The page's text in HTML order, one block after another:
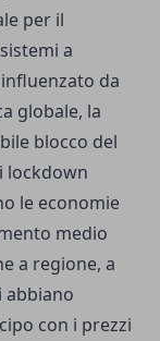
per il
a
da
globale, la
blocco del
lockdown
le economie
medio
a regione, a
abbiano
con i prezzi